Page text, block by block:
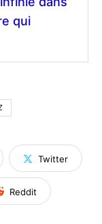
qui
Twitter
Reddit